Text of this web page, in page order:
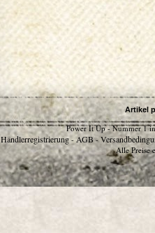
Artikel
Power It Up - Nummer 1
Händlerregistrierung - AGB -
Alle Preise